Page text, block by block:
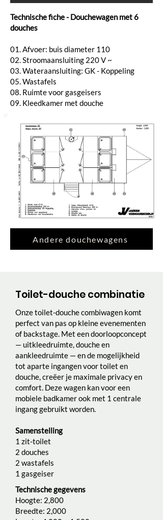
Technische fiche - Douchewagen met 6
douches
01. Afvoer: buis diameter 110
02. Stroomaansluiting 220 V ~
03. Wateraansluiting: GK - Koppeling
05. Wastafels
08. Ruimte voor gasgeisers
09. Kleedkamer met douche
Andere douchewagens
Toilet-douche combinatie
Onze toilet-douche combiwagen komt
perfect van pas op kleine evenementen
of backstage. Met een doorloopconcept
— uitkleedruimte, douche en
aankleedruimte — en de mogelijkheid
tot aparte ingangen voor toilet en
douche, creëer je maximale privacy en
comfort. Deze wagen kan voor een
mobiele badkamer ook met 1 centrale
ingang gebruikt worden.
Samenstelling
1 zit-toilet
2 douches
2 wastafels
1 gasgeiser
Technische gegevens
Hoogte: 2,800
Breedte: 2,000